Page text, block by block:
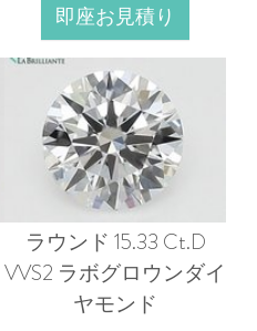
即座お見積り
ラウンド 15.33 Ct.D
VVS2 ラボグロウンダイ
ヤモンド